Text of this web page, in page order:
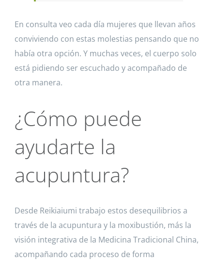
En consulta veo cada día mujeres que llevan años
conviviendo con estas molestias pensando que no
había otra opción. Y muchas veces, el cuerpo solo
está pidiendo ser escuchado y acompañado de
otra manera.
¿Cómo puede
ayudarte la
acupuntura?
Desde Reikiaiumi trabajo estos desequilibrios a
través de la acupuntura y la moxibustión, más la
visión integrativa de la Medicina Tradicional China,
acompañando cada proceso de forma